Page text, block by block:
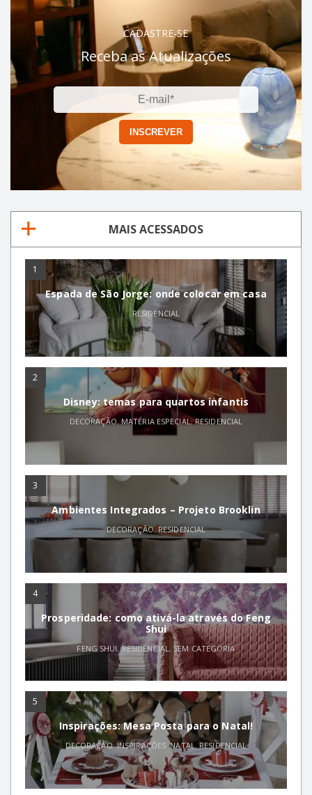
CADASTRE-SE
Receba as Atualizações
MAIS ACESSADOS
1
Espada de São Jorge: onde colocar em casa
RESIDENCIAL
2
Disney: temas para quartos infantis
DECORAÇÃO,MATÉRIA ESPECIAL,RESIDENCIAL
3
Ambientes Integrados – Projeto Brooklin
DECORAÇÃO,RESIDENCIAL
4
Prosperidade: como ativá-la através do Feng
Shui
FENG SHUI,RESIDENCIAL,SEM CATEGORIA
5
Inspirações: Mesa Posta para o Natal!
DECORAÇÃO,INSPIRAÇÕES ,NATAL,RESIDENCIAL